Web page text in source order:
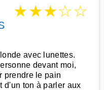
★★★☆☆
avec lunettes.
devant moi,
prendre le pain
d'un ton à parler aux